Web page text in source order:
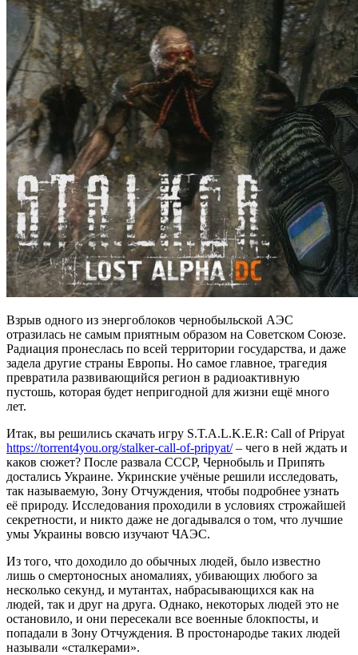
Взрыв одного из энергоблоков чернобыльской АЭС
отразилась не самым приятным образом на Советском Союзе.
Радиация пронеслась по всей территории государства, и даже
задела другие страны Европы. Но самое главное, трагедия
превратила развивающийся регион в радиоактивную
пустошь, которая будет непригодной для жизни ещё много
лет.
Итак, вы решились скачать игру S.T.A.L.K.E.R: Call of Pripyat
https://torrent4you.org/stalker-call-of-pripyat/– чего в ней ждать и
каков сюжет? После развала СССР, Чернобыль и Припять
достались Украине. Укринские учёные решили исследовать,
так называемую, Зону Отчуждения, чтобы подробнее узнать
её природу. Исследования проходили в условиях строжайшей
секретности, и никто даже не догадывался о том, что лучшие
умы Украины вовсю изучают ЧАЭС.
Из того, что доходило до обычных людей, было известно
лишь о смертоносных аномалиях, убивающих любого за
несколько секунд, и мутантах, набрасывающихся как на
людей, так и друг на друга. Однако, некоторых людей это не
остановило, и они пересекали все военные блокпосты, и
попадали в Зону Отчуждения. В простонародье таких людей
называли «сталкерами».